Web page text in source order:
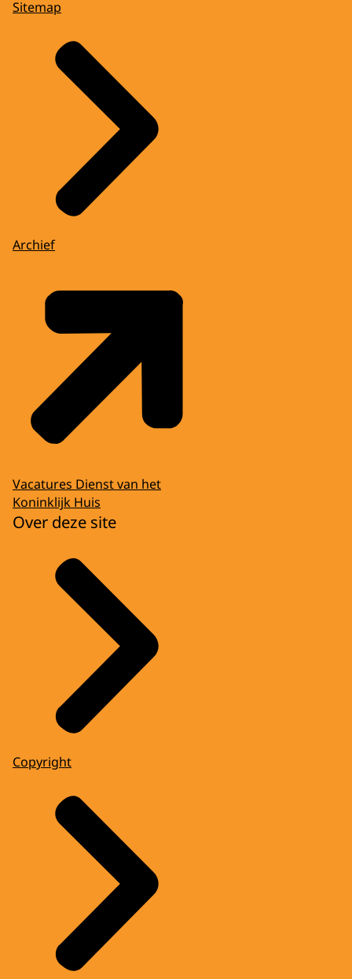
Sitemap
Archief
Vacatures Dienst van het
Koninklijk Huis
Over deze site
Copyright